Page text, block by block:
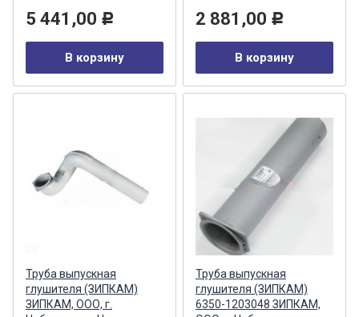
5 441,00 Р
В корзину
2 881,00 Р
В корзину
Труба выпускная
глушителя (ЗИПКАМ)
ЗИПКАМ, ООО, г.
Труба выпускная
глушителя (ЗИПКАМ)
6350-1203048 ЗИПКАМ,